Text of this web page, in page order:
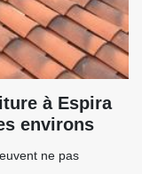
à Espira
environs
ne pas